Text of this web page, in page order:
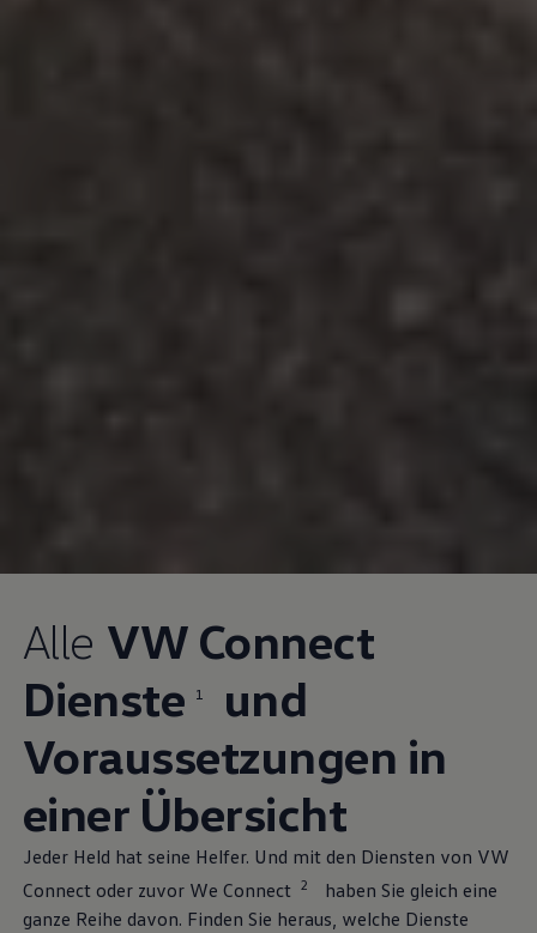
Alle VW Connect
Dienste
1
und
Voraussetzungen in
einer Übersicht
Jeder Held hat seine Helfer. Und mit den Diensten von VW
Connect oder zuvor We Connect 2
haben Sie gleich eine
ganze Reihe davon. Finden Sie heraus, welche Dienste